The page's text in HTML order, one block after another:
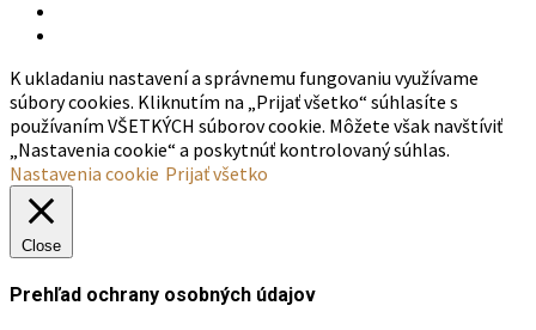
K ukladaniu nastavení a správnemu fungovaniu využívame
súbory cookies. Kliknutím na „Prijať všetko“ súhlasíte s
používaním VŠETKÝCH súborov cookie. Môžete však navštíviť
„Nastavenia cookie“ a poskytnúť kontrolovaný súhlas.
Nastavenia cookie Prijať všetko
Close
Prehľad ochrany osobných údajov